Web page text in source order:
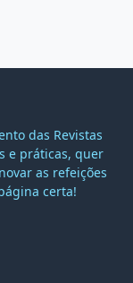
das Revistas
e práticas, quer
as refeições
certa!